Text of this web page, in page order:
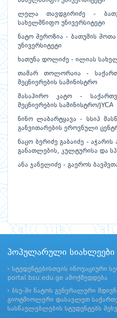
ლელა თავდგირიძე -
სახელმწიფო უნივერსიტეტი
ნატო შეროზია - ბათუმის
უნივერსიტეტი
ხათუნა დოლიძე - ილიას
თამარ თოლორაია -
მეცნიერების სამინისტრო
მასაჰირო კატო -
მეცნიერების სამინისტრო/JYCA
ნინო ლაბარტყავა - სსიპ
განვითარების ეროვნული
ნაცო ბერიძე გაბაიძე -
განათლების, კულტურისა და
ანა ჯანელიძე - გაეროს
პოპულარული სიახლეები
სტუდენტებისთვის ინოვაციური
portal.bsu.edu.ge ამოქმედდება
ბსუ-ში ნატოს გენერალური
გიოტმიოლერი დასავლეთ
სასწავლებლების სტუდენტებს